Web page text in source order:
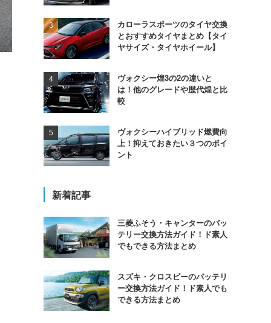
カローラスポーツのタイヤ交換
とおすすめタイヤまとめ【タイ
ヤサイズ・タイヤホイール】
ヴォクシー煌3の2の違いと
は！他のグレードや歴代煌と比
較
ヴォクシーハイブリッド燃費向
上！抑えておきたい３つのポイ
ント
新着記事
三菱ふそう・キャンターのバッ
テリー交換方法ガイド！ド素人
でもできる方法まとめ
スズキ・クロスビーのバッテリ
ー交換方法ガイド！ド素人でも
できる方法まとめ